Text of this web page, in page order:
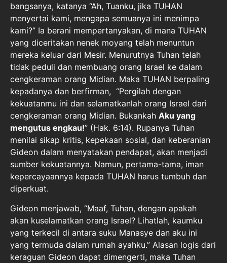
bangsanya, katanya “Ah, Tuanku, jika TUHAN
menyertai kami, mengapa semuanya ini menimpa
kami?” Ia berani mempertanyakan, di mana TUHAN
yang diceritakan nenek moyang telah menuntun
mereka keluar dari Mesir. Menurutnya Tuhan telah
tidak peduli dan membuang orang Israel ke dalam
cengkeraman orang Midian. Maka TUHAN berpaling
kepadanya dan berfirman, “Pergilah dengan
kekuatanmu ini dan selamatkanlah orang Israel dari
cengkeraman orang Midian. Bukankah Aku yang
mengutus engkau!” (Hak. 6:14). Rupanya Tuhan
menilai sikap kritis, kepekaan sosial, dan keberanian
Gideon dalam menyatakan pendapat, akan menjadi
sumber kekuatannya. Namun, pertama-tama, iman
kepercayaannya kepada TUHAN harus tumbuh dan
diperkuat.
Gideon menjawab, “Maaf, Tuhan, dengan apakah
akan kuselamatkan orang Israel? Lihatlah, kaumku
yang terkecil di antara suku Manasye dan aku ini
yang termuda dalam rumah ayahku.” Alasan logis dari
keraguan Gideon dapat dimengerti, maka Tuhan